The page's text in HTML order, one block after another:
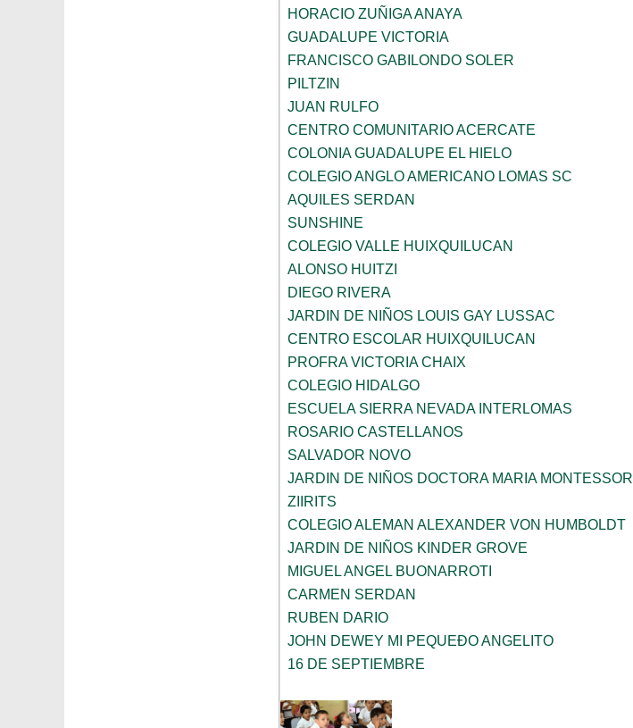
HORACIO ZUÑIGA ANAYA
GUADALUPE VICTORIA
FRANCISCO GABILONDO SOLER
PILTZIN
JUAN RULFO
CENTRO COMUNITARIO ACERCATE
COLONIA GUADALUPE EL HIELO
COLEGIO ANGLO AMERICANO LOMAS SC
AQUILES SERDAN
SUNSHINE
COLEGIO VALLE HUIXQUILUCAN
ALONSO HUITZI
DIEGO RIVERA
JARDIN DE NIÑOS LOUIS GAY LUSSAC
CENTRO ESCOLAR HUIXQUILUCAN
PROFRA VICTORIA CHAIX
COLEGIO HIDALGO
ESCUELA SIERRA NEVADA INTERLOMAS
ROSARIO CASTELLANOS
SALVADOR NOVO
JARDIN DE NIÑOS DOCTORA MARIA MONTESSORI
ZIIRITS
COLEGIO ALEMAN ALEXANDER VON HUMBOLDT
JARDIN DE NIÑOS KINDER GROVE
MIGUEL ANGEL BUONARROTI
CARMEN SERDAN
RUBEN DARIO
JOHN DEWEY MI PEQUEÐO ANGELITO
16 DE SEPTIEMBRE